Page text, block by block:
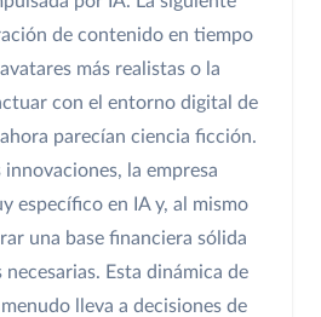
de contenido en tiempo
más realistas o la
con el entorno digital de
parecían ciencia ficción.
innovaciones, la empresa
específico en IA y, al mismo
una base financiera sólida
necesarias. Esta dinámica de
lleva a decisiones de